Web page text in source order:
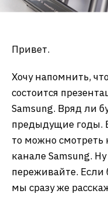
Привет.
Хочу напомнить,
состоится
Samsung. Вряд ли
предыдущие годы.
то можно смотреть
канале Samsung.
переживайте. Если
мы сразу же